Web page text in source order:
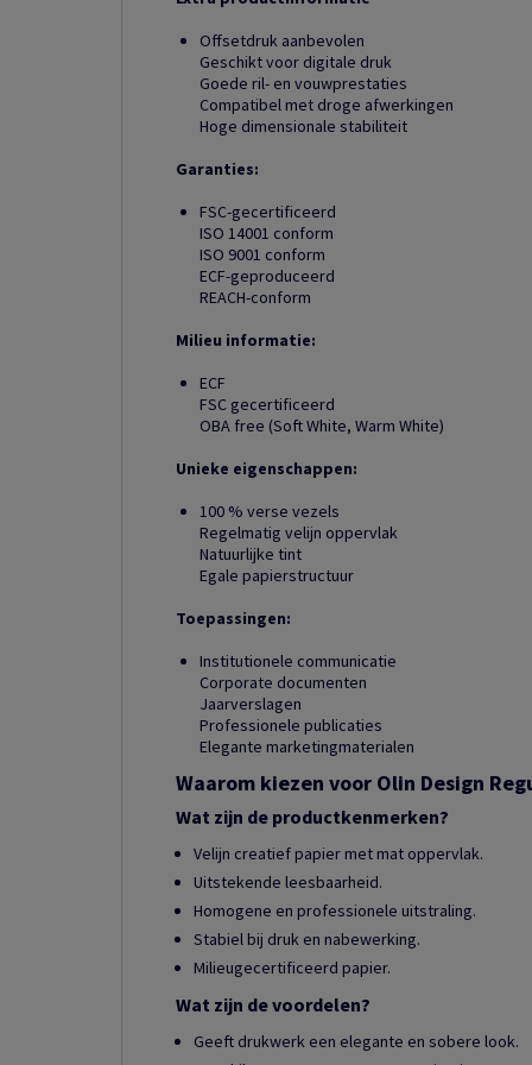
Offsetdruk aanbevolen
Geschikt voor digitale druk
Goede ril- en vouwprestaties
Compatibel met droge afwerkingen
Hoge dimensionale stabiliteit
Garanties:
FSC-gecertificeerd
ISO 14001 conform
ISO 9001 conform
ECF-geproduceerd
REACH-conform
Milieu informatie:
ECF
FSC gecertificeerd
OBA free (Soft White, Warm White)
Unieke eigenschappen:
100 % verse vezels
Regelmatig velijn oppervlak
Natuurlijke tint
Egale papierstructuur
Toepassingen:
Institutionele communicatie
Corporate documenten
Jaarverslagen
Professionele publicaties
Elegante marketingmaterialen
Waarom kiezen voor Olin Design
Wat zijn de productkenmerken?
Velijn creatief papier met mat oppervlak.
Uitstekende leesbaarheid.
Homogene en professionele uitstraling.
Stabiel bij druk en nabewerking.
Milieugecertificeerd papier.
Wat zijn de voordelen?
Geeft drukwerk een elegante en sobere look.